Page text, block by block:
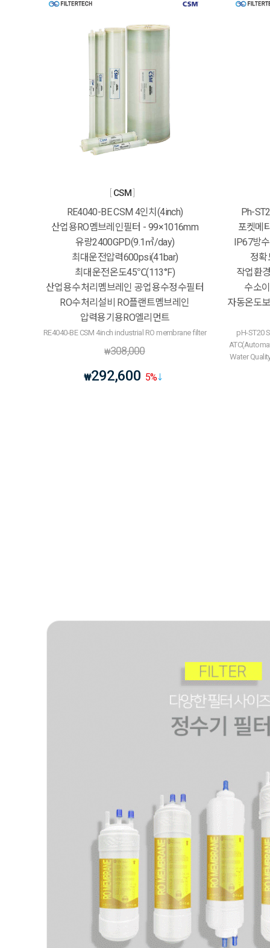
CSM
RE4040-BE CSM 4인치(4inch)
산업용RO멤브레인필터 - 99×1016mm
유량2400GPD(9.1㎥/day)
최대운전압력600psi(41bar)
최대운전온도45℃(113°F)
산업용수처리멤브레인 공업용수정수필터
RO수처리설비 RO플랜트멤브레인
압력용기용RO엘리먼트
RE4040-BE CSM 4inch industrial RO membrane filter
₩308,000
₩292,600 5%
Ph-
포켓메
IP67방
정
작업환
수소
자동온도
pH-ST20
Water